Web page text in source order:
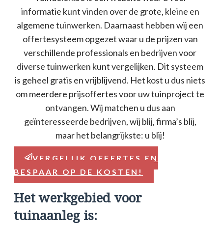
informatie kunt vinden over de grote, kleine en
algemene tuinwerken. Daarnaast hebben wij een
offertesysteem opgezet waar u de prijzen van
verschillende professionals en bedrijven voor
diverse tuinwerken kunt vergelijken. Dit systeem
is geheel gratis en vrijblijvend. Het kost u dus niets
om meerdere prijsoffertes voor uw tuinproject te
ontvangen. Wij matchen u dus aan
geïnteresseerde bedrijven, wij blij, firma’s blij,
maar het belangrijkste: u blij!
VERGELIJK OFFERTES EN
BESPAAR OP DE KOSTEN!
Het werkgebied voor
tuinaanleg is: